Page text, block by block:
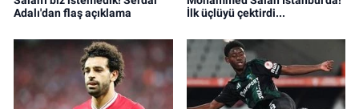
Adalı'dan flaş açıklama
İlk üçlüyü çektirdi...